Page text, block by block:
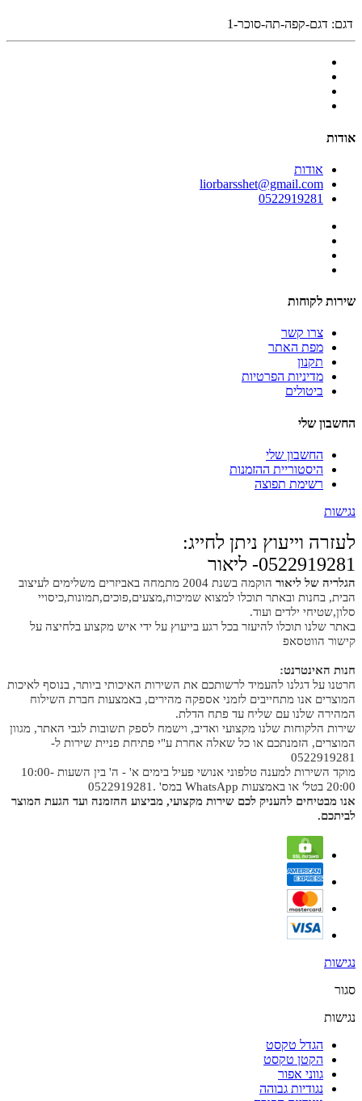
דגם: דגם-קפה-תה-סוכר-1
אודות
אודות
liorbarsshet@gmail.com
0522919281
שירות לקוחות
צרו קשר
מפת האתר
תקנון
מדיניות הפרטיות
ביטולים
החשבון שלי
החשבון שלי
היסטוריית ההזמנות
רשימת תפוצה
נגישות
לעזרה וייעוץ ניתן לחייג:
0522919281- ליאור
הגלריה של ליאור
הוקמה בשנת 2004 מתמחה באביזרים משלימים לעיצוב
הבית, בחנות ובאתר תוכלו למצוא שמיכות,מצעים,פוכים,תמונות,כיסויי
סלון,שטיחי ילדים ועוד.
באתר שלנו תוכלו להיעזר בכל רגע בייעוץ על ידי איש מקצוע בלחיצה על
קישור הווטסאפ
חנות האינטרנט:
חרטנו על דגלנו להעמיד לרשותכם את השירות האיכותי ביותר, בנוסף לאיכות
המוצרים אנו מתחייבים לזמני אספקה מהירים, באמצעות חברת השילוח
המהירה שלנו עם שליח עד פתח הדלת.
שירות הלקוחות שלנו מקצועי ואדיב, וישמח לספק תשובות לגבי האתר, מגוון
המוצרים, הזמנתכם או כל שאלה אחרת ע"י פתיחת פניית שירות ל-
0522919281
מוקד השירות למענה טלפוני אנושי פעיל בימים א' - ה' בין השעות 10:00-
20:00 בטל' או באמצעות WhatsApp במס' .0522919281
אנו מבטיחים להעניק לכם שירות מקצועי, מביצוע ההזמנה ועד הגעת המוצר
לביתכם.
נגישות
סגור
נגישות
הגדל טקסט
הקטן טקסט
גווני אפור
נגודיות גבוהה